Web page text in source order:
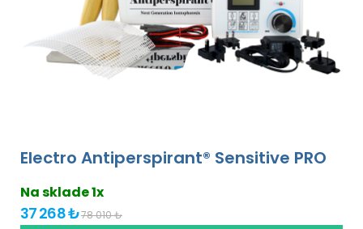
Electro Antiperspirant® Sensitive PRO
Na sklade 1x
37 268 ₺78 010 ₺